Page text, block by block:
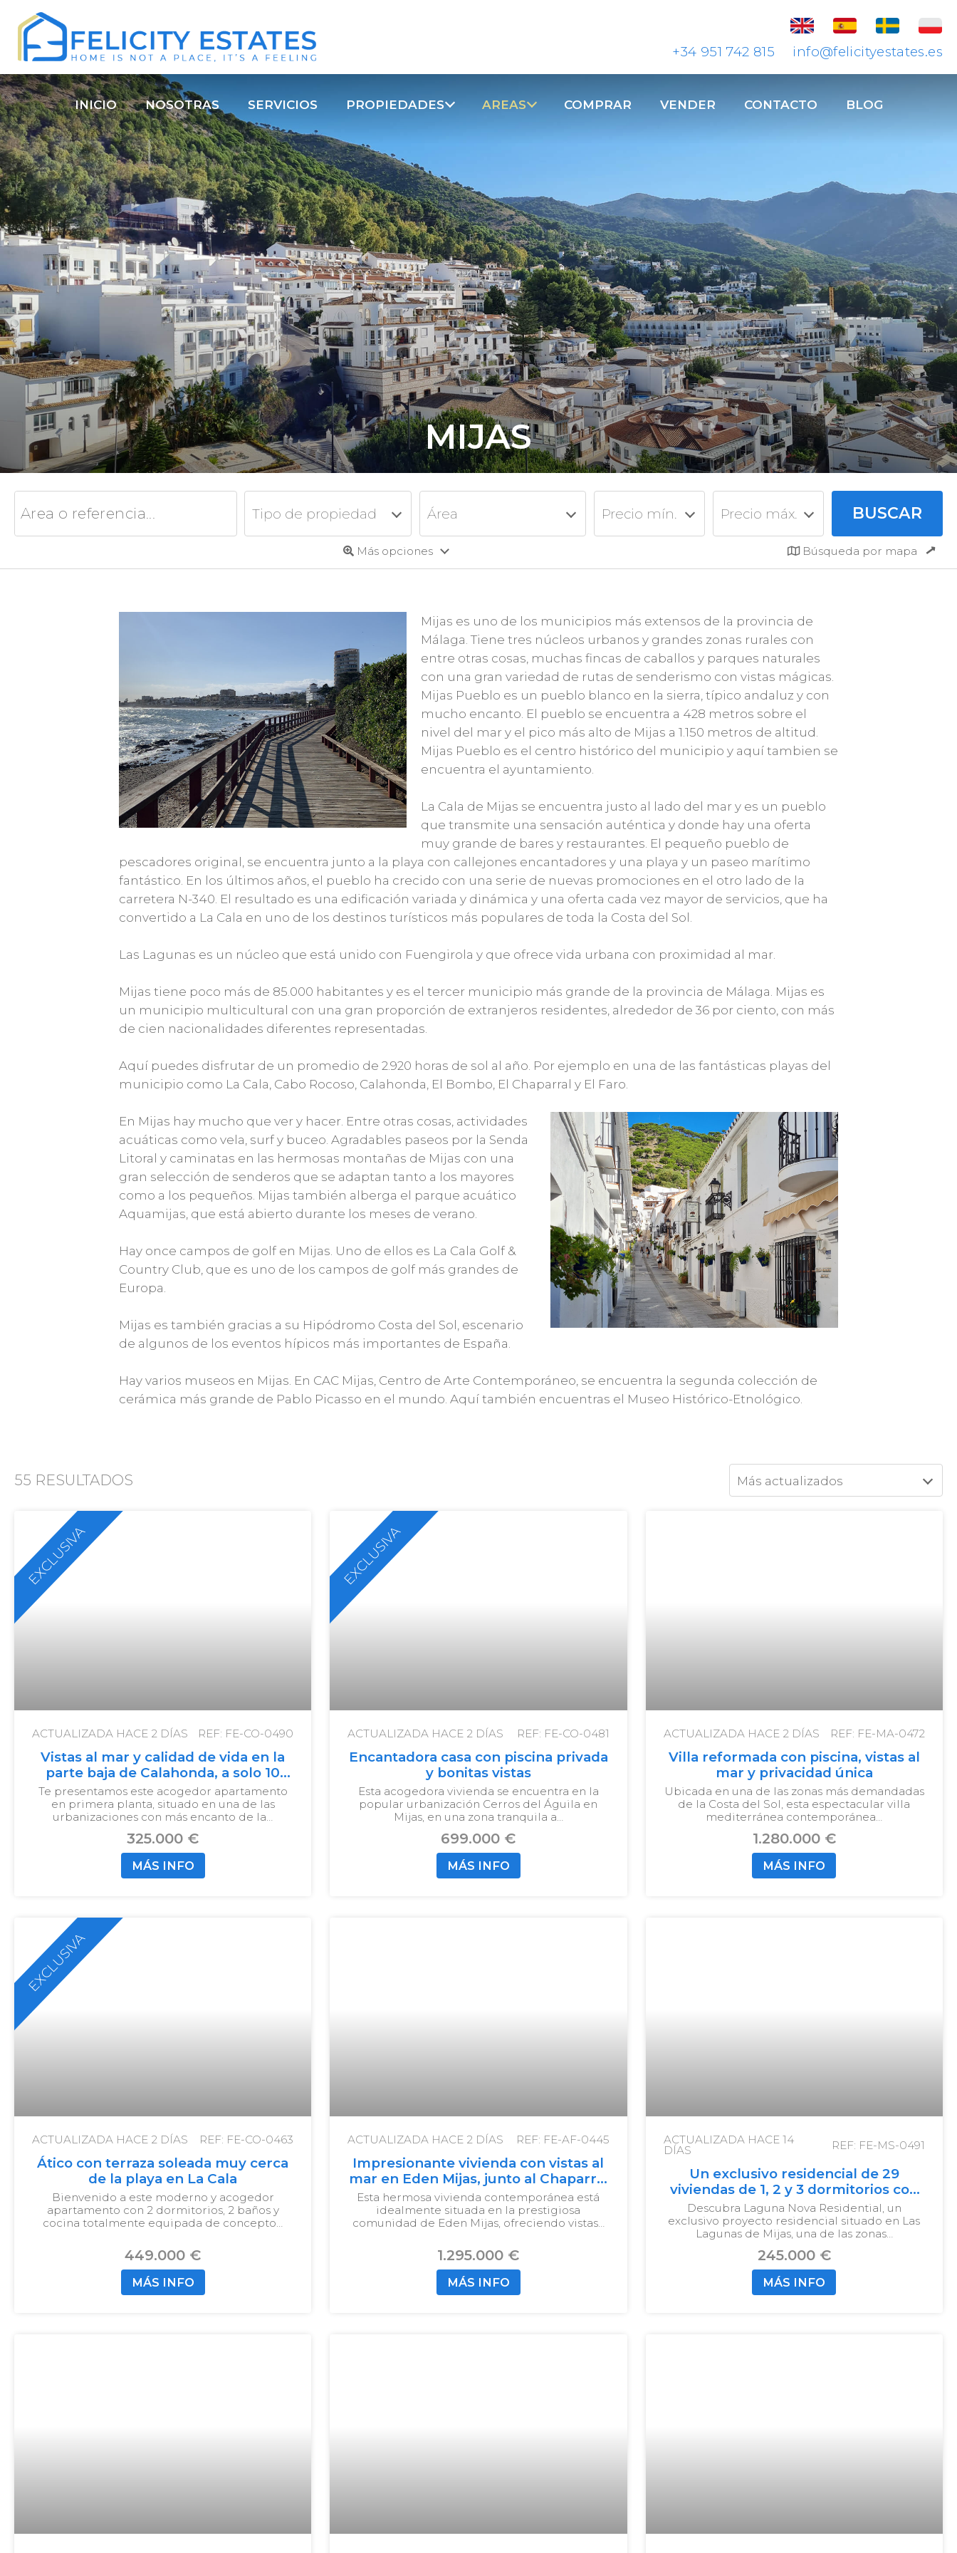
+34 951 742 815 info@felicityestates.es
INICIO NOSOTRAS SERVICIOS PROPIEDADES AREAS COMPRAR VENDER CONTACTO BLOG
MIJAS
Tipo de propiedad Área Precio mín. Precio máx.
Más opciones Búsqueda por mapa
Mijas es uno de los municipios más extensos de la provincia de
Málaga. Tiene tres núcleos urbanos y grandes zonas rurales con
entre otras cosas, muchas fincas de caballos y parques naturales
con una gran variedad de rutas de senderismo con vistas mágicas.
Mijas Pueblo es un pueblo blanco en la sierra, típico andaluz y con
mucho encanto. El pueblo se encuentra a 428 metros sobre el
nivel del mar y el pico más alto de Mijas a 1.150 metros de altitud.
Mijas Pueblo es el centro histórico del municipio y aquí tambien se
encuentra el ayuntamiento.
La Cala de Mijas se encuentra justo al lado del mar y es un pueblo
que transmite una sensación auténtica y donde hay una oferta
muy grande de bares y restaurantes. El pequeño pueblo de
pescadores original, se encuentra junto a la playa con callejones encantadores y una playa y un paseo marítimo
fantástico. En los últimos años, el pueblo ha crecido con una serie de nuevas promociones en el otro lado de la
carretera N-340. El resultado es una edificación variada y dinámica y una oferta cada vez mayor de servicios, que ha
convertido a La Cala en uno de los destinos turísticos más populares de toda la Costa del Sol.
Las Lagunas es un núcleo que está unido con Fuengirola y que ofrece vida urbana con proximidad al mar.
Mijas tiene poco más de 85.000 habitantes y es el tercer municipio más grande de la provincia de Málaga. Mijas es
un municipio multicultural con una gran proporción de extranjeros residentes, alrededor de 36 por ciento, con más
de cien nacionalidades diferentes representadas.
Aquí puedes disfrutar de un promedio de 2.920 horas de sol al año. Por ejemplo en una de las fantásticas playas del
municipio como La Cala, Cabo Rocoso, Calahonda, El Bombo, El Chaparral y El Faro.
En Mijas hay mucho que ver y hacer. Entre otras cosas, actividades
acuáticas como vela, surf y buceo. Agradables paseos por la Senda
Litoral y caminatas en las hermosas montañas de Mijas con una
gran selección de senderos que se adaptan tanto a los mayores
como a los pequeños. Mijas también alberga el parque acuático
Aquamijas, que está abierto durante los meses de verano.
Hay once campos de golf en Mijas. Uno de ellos es La Cala Golf &
Country Club, que es uno de los campos de golf más grandes de
Europa.
Mijas es también gracias a su Hipódromo Costa del Sol, escenario
de algunos de los eventos hípicos más importantes de España.
Hay varios museos en Mijas. En CAC Mijas, Centro de Arte Contemporáneo, se encuentra la segunda colección de
cerámica más grande de Pablo Picasso en el mundo. Aquí también encuentras el Museo Histórico-Etnológico.
55 RESULTADOS Más actualizados
EXCLUSIVA
ACTUALIZADA HACE 2 DÍAS REF: FE-CO-0490
Vistas al mar y calidad de vida en la
parte baja de Calahonda, a solo 10
minutos andando de la playa
Te presentamos este acogedor apartamento
en primera planta, situado en una de las
urbanizaciones con más encanto de la…
325.000 €
MÁS INFO
EXCLUSIVA
ACTUALIZADA HACE 2 DÍAS REF: FE-CO-0481
Encantadora casa con piscina privada
y bonitas vistas
Esta acogedora vivienda se encuentra en la
popular urbanización Cerros del Águila en
Mijas, en una zona tranquila a…
699.000 €
MÁS INFO
ACTUALIZADA HACE 2 DÍAS REF: FE-MA-0472
Villa reformada con piscina, vistas al
mar y privacidad única
Ubicada en una de las zonas más demandadas
de la Costa del Sol, esta espectacular villa
mediterránea contemporánea…
1.280.000 €
MÁS INFO
EXCLUSIVA
ACTUALIZADA HACE 2 DÍAS REF: FE-CO-0463
Ático con terraza soleada muy cerca
de la playa en La Cala
Bienvenido a este moderno y acogedor
apartamento con 2 dormitorios, 2 baños y
cocina totalmente equipada de concepto…
449.000 €
MÁS INFO
ACTUALIZADA HACE 2 DÍAS REF: FE-AF-0445
Impresionante vivienda con vistas al
mar en Eden Mijas, junto al Chaparral
Golf
Esta hermosa vivienda contemporánea está
idealmente situada en la prestigiosa
comunidad de Eden Mijas, ofreciendo vistas…
1.295.000 €
MÁS INFO
ACTUALIZADA HACE 14
DÍAS REF: FE-MS-0491
Un exclusivo residencial de 29
viviendas de 1, 2 y 3 dormitorios con
terrazas en Las Lagunas
Descubra Laguna Nova Residential, un
exclusivo proyecto residencial situado en Las
Lagunas de Mijas, una de las zonas…
245.000 €
MÁS INFO